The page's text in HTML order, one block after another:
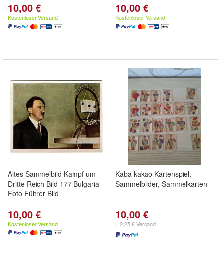
10,00 €
Kostenloser Versand
10,00 €
Kostenloser Versand
Altes Sammelbild Kampf um
Dritte Reich Bild 177 Bulgaria
Foto Führer Bild
10,00 €
Kostenloser Versand
Kaba kakao Kartenspiel,
Sammelbilder, Sammelkarten
10,00 €
+ 2,25 € Versand